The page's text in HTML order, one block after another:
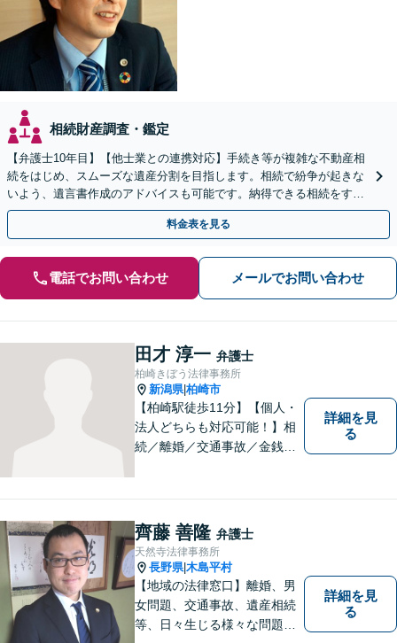
相続財産調査・鑑定
【弁護士10年目】【他士業との連携対応】手続き等が複雑な不動産相
続をはじめ、スムーズな遺産分割を目指します。相続で紛争が起きな
いよう、遺言書作成のアドバイスも可能です。納得できる相続をする
ため、お早めにご相談ください。【休日・夜間相談可】
料金表を見る
電話でお問い合わせ メールでお問い合わせ
田才 淳一 弁護士
柏崎きぼう法律事務所
新潟県|柏崎市
【柏崎駅徒歩11分】【個人・
法人どちらも対応可能！】相
続／離婚／交通事故／金銭ト
解決方法をわかりやすく説明
し、元の生活に戻っていただ
けるよう尽力します。【地域
の皆様のお力になりたい】
詳細を見
る
齊藤 善隆 弁護士
天然寺法律事務所
長野県|木島平村
【地域の法律窓口】離婚、男
女問題、交通事故、遺産相続
等、日々生じる様々な問題に
詳細を見
る